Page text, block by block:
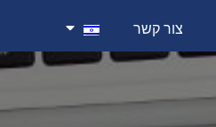
צור קשר